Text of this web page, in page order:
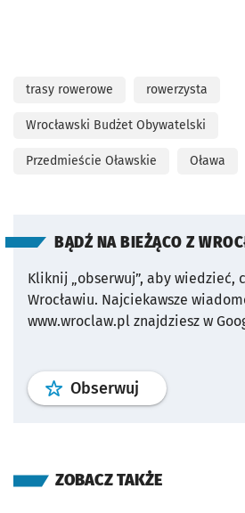
trasy rowerowe rowerzysta
Wrocławski Budżet Obywatelski
Przedmieście Oławskie Oława
BĄDŹ NA BIEŻĄCO Z
Kliknij „obserwuj”, aby wiedzieć,
Wrocławiu. Najciekawsze
www.wroclaw.pl znajdziesz w
Obserwuj profil
ZOBACZ TAKŻE